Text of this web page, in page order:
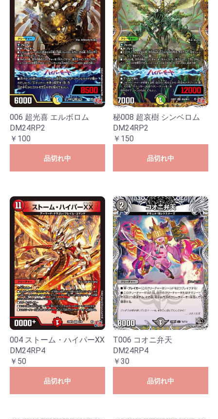
006 超光喜 エルボロム
DM24RP2
￥100
品切れ中
秘008 超哀樹 シンベロム
DM24RP2
￥150
品切れ中
004 ストーム・ハイパーXX
DM24RP4
￥50
品切れ中
T006 コオニ弁天
DM24RP4
￥30
品切れ中